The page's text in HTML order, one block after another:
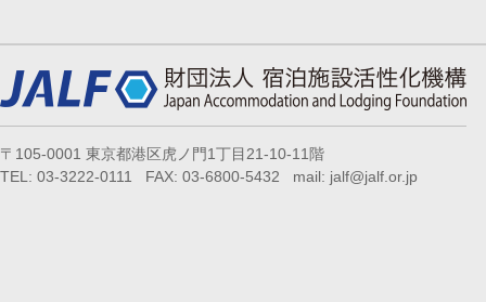
〒105-0001 東京都港区虎ノ門1丁目21-10-11階
TEL: 03-3222-0111 FAX: 03-6800-5432 mail: jalf@jalf.or.jp